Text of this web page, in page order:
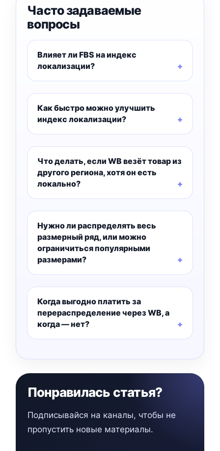
Часто задаваемые
вопросы
Влияет ли FBS на индекс
локализации?
Как быстро можно улучшить
индекс локализации?
Что делать, если WB везёт товар из
другого региона, хотя он есть
локально?
Нужно ли распределять весь
размерный ряд, или можно
ограничиться популярными
размерами?
Когда выгодно платить за
перераспределение через WB, а
когда — нет?
Понравилась статья?
Подписывайся на каналы, чтобы не
пропустить новые материалы.